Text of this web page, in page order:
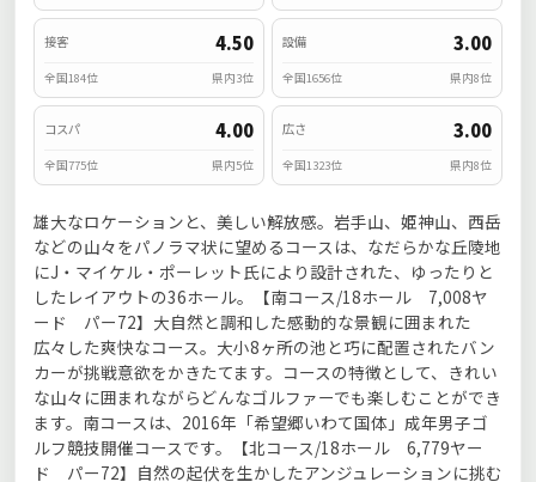
接客 4.50
全国184位 県内3位
設備 3.00
全国1656位 県内8位
コスパ 4.00
全国775位 県内5位
広さ 3.00
全国1323位 県内8位
雄大なロケーションと、美しい解放感。岩手山、姫神山、西岳
などの山々をパノラマ状に望めるコースは、なだらかな丘陵地
にJ・マイケル・ポーレット氏により設計された、ゆったりと
したレイアウトの36ホール。【南コース/18ホール 7,008ヤ
ード パー72】大自然と調和した感動的な景観に囲まれた
広々した爽快なコース。大小8ヶ所の池と巧に配置されたバン
カーが挑戦意欲をかきたてます。コースの特徴として、きれい
な山々に囲まれながらどんなゴルファーでも楽しむことができ
ます。南コースは、2016年「希望郷いわて国体」成年男子ゴ
ルフ競技開催コースです。【北コース/18ホール 6,779ヤー
ド パー72】自然の起伏を生かしたアンジュレーションに挑む